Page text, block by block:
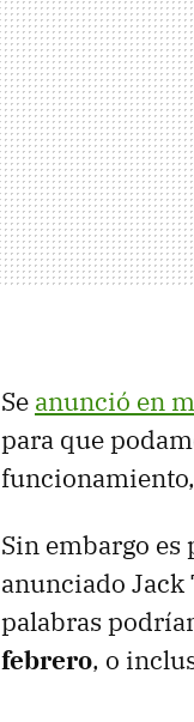
Se anunció en
para que
Sin embargo es
anunciado Jack
palabras
febrero, o